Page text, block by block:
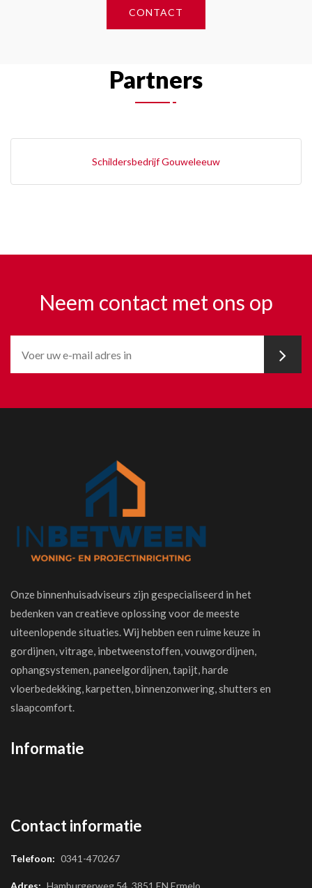
CONTACT
Partners
Schildersbedrijf Gouweleeuw
Neem contact met ons op
Onze binnenhuisadviseurs zijn gespecialiseerd in het
bedenken van creatieve oplossing voor de meeste
uiteenlopende situaties. Wij hebben een ruime keuze in
gordijnen, vitrage, inbetweenstoffen, vouwgordijnen,
ophangsystemen, paneelgordijnen, tapijt, harde
vloerbedekking, karpetten, binnenzonwering, shutters en
slaapcomfort.
Informatie
Contact informatie
Telefoon: 0341-470267
Adres: Hamburgerweg 54, 3851 EN Ermelo